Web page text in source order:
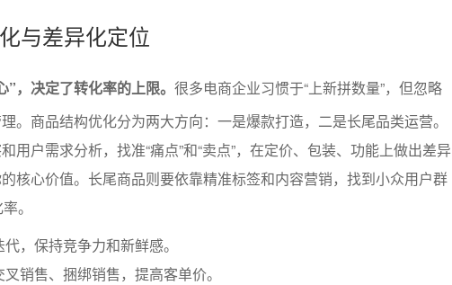
与差异化定位
，决定了转化率的上限。 很多电商企业习惯于“上新拼数量”，但忽略
。商品结构优化分为两大方向：一是爆款打造，二是长尾品类运营。
用户需求分析，找准“痛点”和“卖点”，在定价、包装、功能上做出差异
核心价值。长尾商品则要依靠精准标签和内容营销，找到小众用户群
。
，保持竞争力和新鲜感。
销售、捆绑销售，提高客单价。